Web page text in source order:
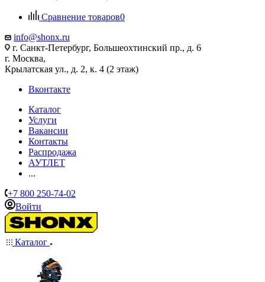
Сравнение товаров0
info@shonx.ru
г. Санкт-Петербург, Большеохтинский пр., д. 6
г. Москва,
Крылатская ул., д. 2, к. 4 (2 этаж)
Вконтакте
Каталог
Услуги
Вакансии
Контакты
Распродажа
АУТЛЕТ
...
+7 800 250-74-02
Войти
Каталог